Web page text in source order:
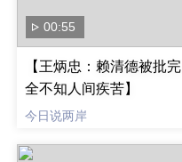
00:55
【王炳忠：赖清德被批完
全不知人间疾苦】
今日说两岸